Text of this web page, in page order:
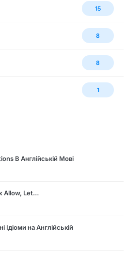
15
8
8
1
В Англійській Мові
Allow, Let…
Ідіоми на Англійській